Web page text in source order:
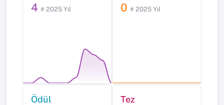
4 # 2025 Yıl 0 # 2025 Yıl
Ödül Tez